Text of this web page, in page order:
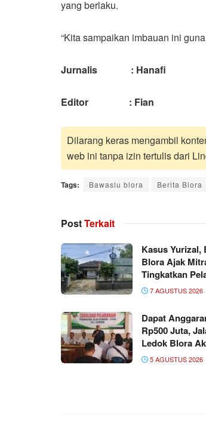
yang berlaku.
“Kita sampaikan imbauan ini
Jurnalis : Hanafi
Editor : Fian
Dilarang keras mengambil
web ini tanpa izin tertulis dari
Tags: Bawaslu blora Berita Blora
PostTerkait
Kasus Yurizal,
Blora Ajak
Tingkatkan
7 AGUSTUS 2026
Dapat
Rp500 Juta,
Ledok Blora
5 AGUSTUS 2026